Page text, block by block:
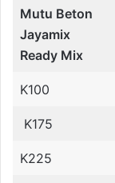
Mutu Beton
Jayamix
Ready Mix
K100
K175
K225